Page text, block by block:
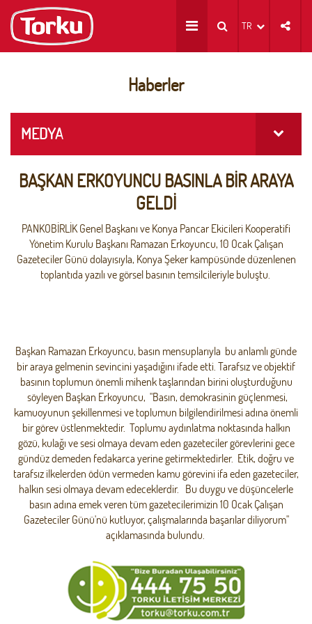
TR
Haberler
MEDYA
BAŞKAN ERKOYUNCU BASINLA BİR ARAYA
GELDİ
PANKOBİRLİK Genel Başkanı ve Konya Pancar Ekicileri Kooperatifi
Yönetim Kurulu Başkanı Ramazan Erkoyuncu, 10 Ocak Çalışan
Gazeteciler Günü dolayısıyla, Konya Şeker kampüsünde düzenlenen
toplantıda yazılı ve görsel basının temsilcileriyle buluştu.
Başkan Ramazan Erkoyuncu, basın mensuplarıyla bu anlamlı günde
bir araya gelmenin sevincini yaşadığını ifade etti. Tarafsız ve objektif
basının toplumun önemli mihenk taşlarından birini oluşturduğunu
söyleyen Başkan Erkoyuncu, "Basın, demokrasinin güçlenmesi,
kamuoyunun şekillenmesi ve toplumun bilgilendirilmesi adına önemli
bir görev üstlenmektedir. Toplumu aydınlatma noktasında halkın
gözü, kulağı ve sesi olmaya devam eden gazeteciler görevlerini gece
gündüz demeden fedakarca yerine getirmektedirler. Etik, doğru ve
tarafsız ilkelerden ödün vermeden kamu görevini ifa eden gazeteciler,
halkın sesi olmaya devam edeceklerdir. Bu duygu ve düşüncelerle
basın adına emek veren tüm gazetecilerimizin 10 Ocak Çalışan
Gazeteciler Günü'nü kutluyor, çalışmalarında başarılar diliyorum"
açıklamasında bulundu.